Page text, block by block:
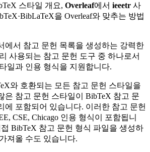
스타일 개요, Overleaf에서 ieeetr 사
을 Overleaf와 맞추는 방법
에서 참고 문헌 목록을 생성하는 강력한
사용되는 참고 문헌 도구 중 하나로서
일과 인용 형식을 지원합니다.
와 호환되는 모든 참고 문헌 스타일을
은 참고 문헌 스타일이 BibTeX 참고 문
에 포함되어 있습니다. 이러한 참고 문헌
CSE, Chicago 인용 형식이 포함됩니
BibTeX 참고 문헌 형식 파일을 생성하
져올 수도 있습니다.